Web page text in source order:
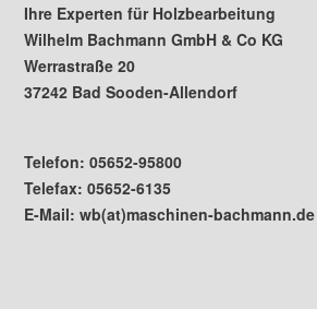
Ihre Experten für Holzbearbeitung
Wilhelm Bachmann GmbH & Co KG
Werrastraße 20
37242 Bad Sooden-Allendorf
Telefon: 05652-95800
Telefax: 05652-6135
E-Mail: wb(at)maschinen-bachmann.de